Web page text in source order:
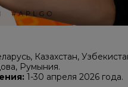
Казахстан,
Румыния.
1-30 апреля 2026 года.